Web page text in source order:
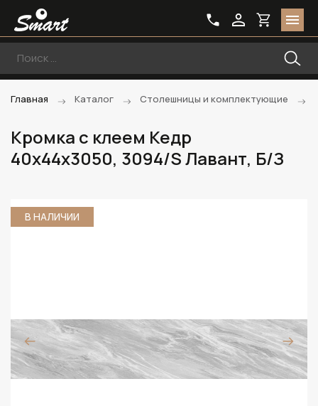
Главная Каталог Столешницы и комплектующие
Кромка с клеем Кедр
40х44х3050, 3094/S Лавант, Б/З
В НАЛИЧИИ